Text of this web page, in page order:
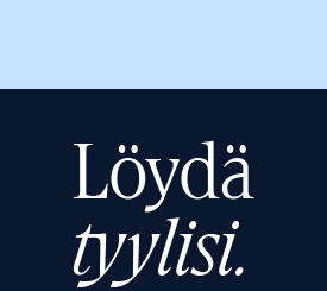
Löydä
tyylisi.